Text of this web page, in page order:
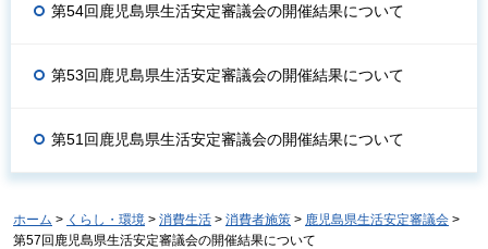
第54回鹿児島県生活安定審議会の開催結果について
第53回鹿児島県生活安定審議会の開催結果について
第51回鹿児島県生活安定審議会の開催結果について
ホーム > くらし・環境 > 消費生活 > 消費者施策 > 鹿児島県生活安定審議会 >
第57回鹿児島県生活安定審議会の開催結果について